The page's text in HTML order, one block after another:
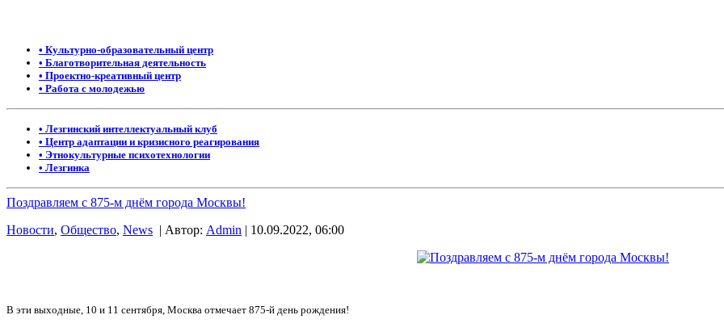
• Культурно-образовательный центр
• Благотворительная деятельность
• Проектно-креативный центр
• Работа с молодежью
• Лезгинский интеллектуальный клуб
• Центр адаптации и кризисного реагирования
• Этнокультурные психотехнологии
• Лезгинка
Поздравляем с 875-м днём города Москвы!
Новости, Общество, News | Автор: Admin | 10.09.2022, 06:00
В эти выходные, 10 и 11 сентября, Москва отмечает 875-й день рождения!